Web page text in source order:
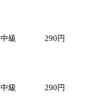
中級 290円
中級 290円